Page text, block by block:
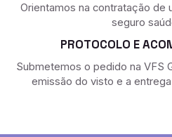
Orientamos na contratação de
seguro
PROTOCOLO E
Submetemos o pedido na VFS
emissão do visto e a